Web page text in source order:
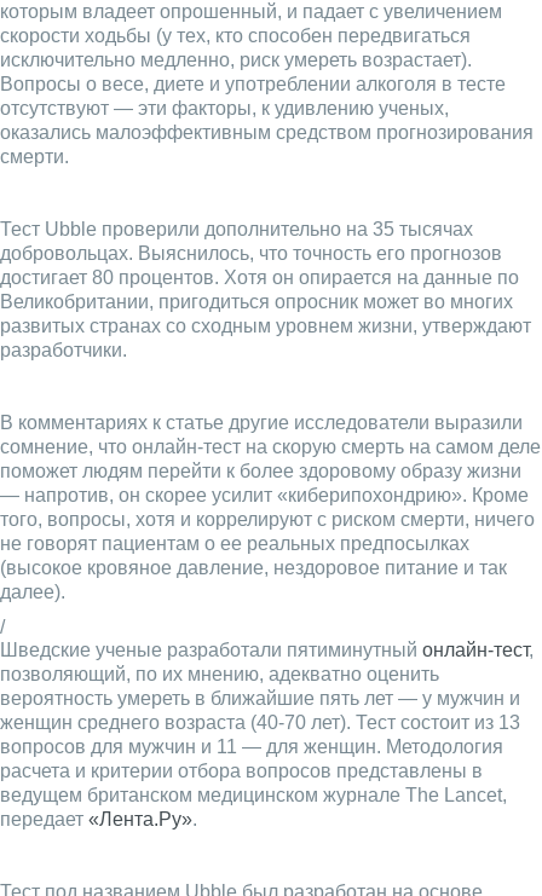
которым владеет опрошенный, и падает с увеличением
скорости ходьбы (у тех, кто способен передвигаться
исключительно медленно, риск умереть возрастает).
Вопросы о весе, диете и употреблении алкоголя в тесте
отсутствуют — эти факторы, к удивлению ученых,
оказались малоэффективным средством прогнозирования
смерти.
Тест Ubble проверили дополнительно на 35 тысячах
добровольцах. Выяснилось, что точность его прогнозов
достигает 80 процентов. Хотя он опирается на данные по
Великобритании, пригодиться опросник может во многих
развитых странах со сходным уровнем жизни, утверждают
разработчики.
В комментариях к статье другие исследователи выразили
сомнение, что онлайн-тест на скорую смерть на самом деле
поможет людям перейти к более здоровому образу жизни
— напротив, он скорее усилит «киберипохондрию». Кроме
того, вопросы, хотя и коррелируют с риском смерти, ничего
не говорят пациентам о ее реальных предпосылках
(высокое кровяное давление, нездоровое питание и так
далее).
/
Шведские ученые разработали пятиминутный онлайн-тест,
позволяющий, по их мнению, адекватно оценить
вероятность умереть в ближайшие пять лет — у мужчин и
женщин среднего возраста (40-70 лет). Тест состоит из 13
вопросов для мужчин и 11 — для женщин. Методология
расчета и критерии отбора вопросов представлены в
ведущем британском медицинском журнале The Lancet,
передает «Лента.Ру».
Тест под названием Ubble был разработан на основе